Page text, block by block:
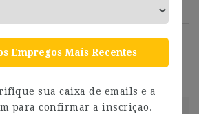
Empregos Mais Recentes
sua caixa de emails e a
para confirmar a inscrição.